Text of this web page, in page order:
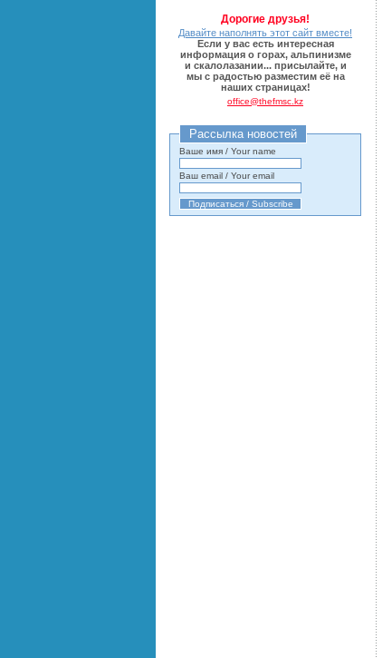
Дорогие друзья!
Давайте наполнять этот сайт вместе!
Если у вас есть интересная
информация о горах, альпинизме
и скалолазании... присылайте, и
мы с радостью разместим её на
наших страницах!
office@thefmsc.kz
Рассылка новостей
Ваше имя / Your name
Ваш email / Your email